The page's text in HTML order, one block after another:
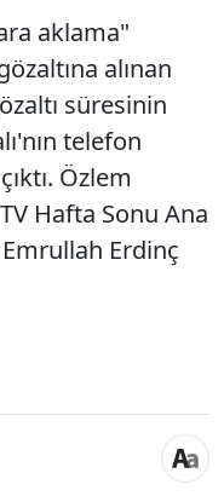
aklama"
alınan
süresinin
telefon
Özlem
Hafta Sonu Ana
Erdinç